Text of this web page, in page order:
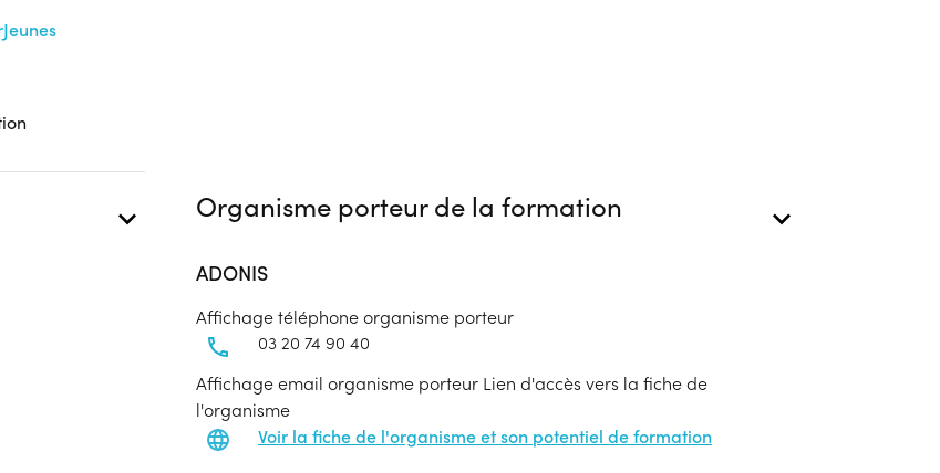
Organisme porteur de la formation
ADONIS
Affichage téléphone organisme porteur
03 20 74 90 40
Affichage email organisme porteur Lien d'accès vers la fiche de
l'organisme
Voir la fiche de l'organisme et son potentiel de formation